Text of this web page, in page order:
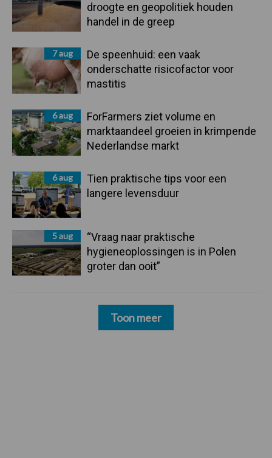
droogte en geopolitiek houden
handel in de greep
7 aug
De speenhuid: een vaak
onderschatte risicofactor voor
mastitis
6 aug
ForFarmers ziet volume en
marktaandeel groeien in krimpende
Nederlandse markt
6 aug
Tien praktische tips voor een
langere levensduur
5 aug
“Vraag naar praktische
hygieneoplossingen is in Polen
groter dan ooit”
Toon meer